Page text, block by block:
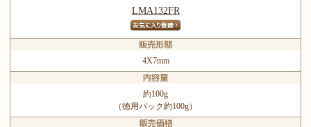
LMA132FR
4X7mm
約100g
（徳用パック約100g）